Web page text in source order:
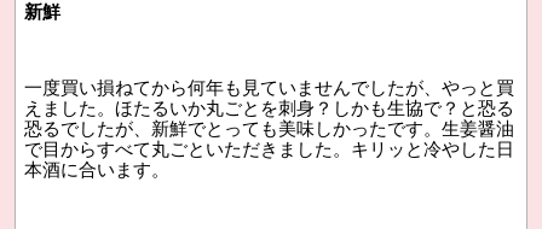
新鮮
一度買い損ねてから何年も見ていませんでしたが、やっと買
えました。ほたるいか丸ごとを刺身？しかも生協で？と恐る
恐るでしたが、新鮮でとっても美味しかったです。生姜醤油
で目からすべて丸ごといただきました。キリッと冷やした日
本酒に合います。